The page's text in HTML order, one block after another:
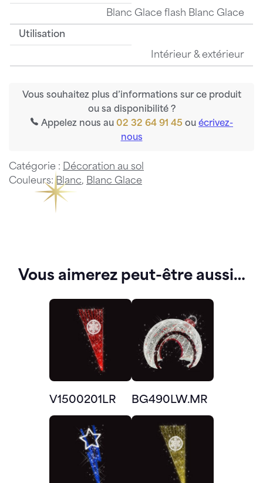
Blanc Glace flash Blanc Glace
Utilisation
Intérieur & extérieur
Vous souhaitez plus d’informations sur ce produit
ou sa disponibilité ?
Appelez nous au 02 32 64 91 45 ou écrivez-
nous
Catégorie : Décoration au sol
Couleurs:Blanc, Blanc Glace
Vous aimerez peut-être aussi…
V1500201LR BG490LW.MR